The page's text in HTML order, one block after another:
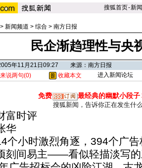
搜狐首页-新闻
> 新闻频道 > 综合 > 南方日报
民企渐趋理性与央
年11月21日09:27 来源：南方日报
说两句(0) 收藏本文 进入新闻论坛
免费 最经典的幽默小段子
搜狐新闻，告诉你正在发生什
时评
小时激烈角逐，394个广告
刻间易主——看似轻描淡写